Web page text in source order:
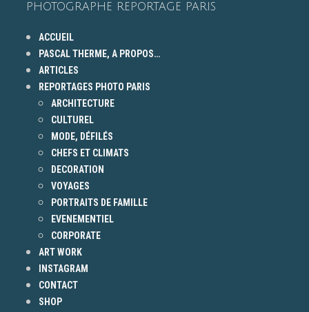
PHOTOGRAPHE REPORTAGE PARIS
ACCUEIL
PASCAL THERME, A PROPOS…
ARTICLES
REPORTAGES PHOTO PARIS
ARCHITECTURE
CULTUREL
MODE, DÉFILÉS
CHEFS ET CLIMATS
DECORATION
VOYAGES
PORTRAITS DE FAMILLE
EVENEMENTIEL
CORPORATE
ART WORK
INSTAGRAM
CONTACT
SHOP